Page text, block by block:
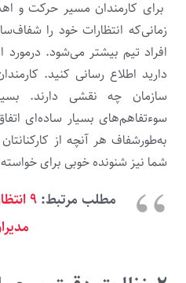
برای کارمندان مسیر حرکت و
زمانی‌که انتظارات خود را
افراد تیم بیشتر می‌شود. درمورد
دارید اطلاع رسانی کنید.
سازمان چه نقشی دارند.
سوءتفاهم‌های بسیار ساده‌ای
به‌طورشفاف هر آنچه از
شما نیز شنونده خوبی برای
مطلب مرتبط: ۹